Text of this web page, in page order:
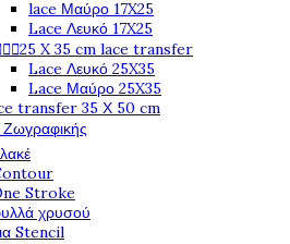
lace Μαύρο 17X25
Lace Λευκό 17X25
25 X 35 cm lace transfer
Lace Λευκό 25X35
Lace Μαύρο 25X35
transfer 35 Χ 50 cm
Stroke
χρυσού
Stencil